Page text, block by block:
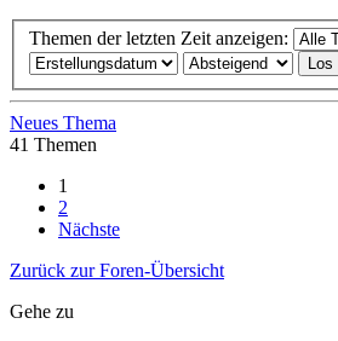
Themen der letzten Zeit anzeigen:
Neues Thema
41 Themen
1
2
Nächste
Zurück zur Foren-Übersicht
Gehe zu